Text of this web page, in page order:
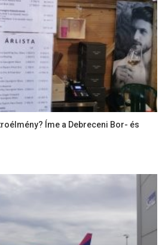
Íme a Debreceni Bor- és